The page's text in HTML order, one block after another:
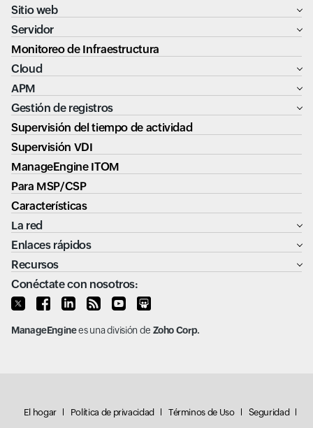
Sitio web
Servidor
Monitoreo de Infraestructura
Cloud
APM
Gestión de registros
Supervisión del tiempo de actividad
Supervisión VDI
ManageEngine ITOM
Para MSP/CSP
Características
La red
Enlaces rápidos
Recursos
Conéctate con nosotros:
ManageEnginees una división de Zoho Corp.
El hogar Política de privacidad Términos de Uso Seguridad